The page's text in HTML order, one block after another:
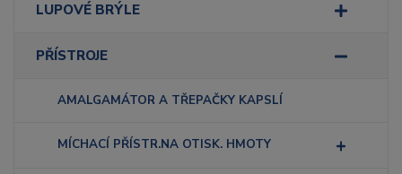
LUPOVÉ BRÝLE
PŘÍSTROJE
AMALGAMÁTOR A TŘEPAČKY KAPSLÍ
MÍCHACÍ PŘÍSTR.NA OTISK. HMOTY